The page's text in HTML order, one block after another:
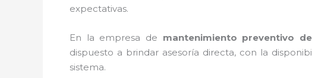
expectativas.
En la empresa de mantenimiento preventivo
dispuesto a brindar asesoría directa, con la
sistema.